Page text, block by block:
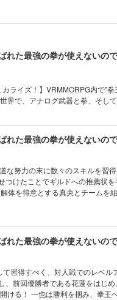
ライズ！】VRMMORPG内で"
界で、アナログ武器と拳、そし
な努力の末に数々のスキルを習
つけたことでギルドへの推薦状
体を得意とする真央とチームを
習得すべく、対人戦でのレベル
、前回優勝者である花蓮をはじ
ける！ 一也は勝利を掴み、拳王